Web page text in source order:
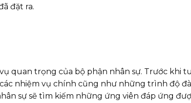
đặt ra.
quan trọng của bộ phận nhân sự. Trước khi
nhiệm vụ chính cũng như những trình độ
sự sẽ tìm kiếm những ứng viên đáp ứng